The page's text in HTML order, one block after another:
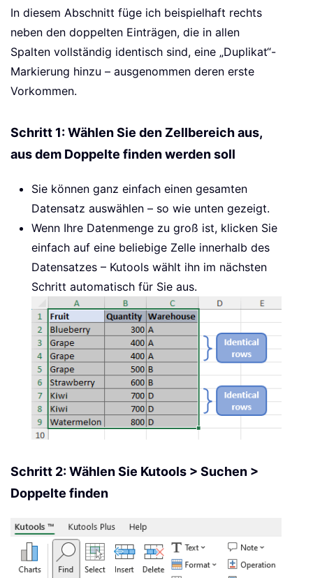
In diesem Abschnitt füge ich beispielhaft rechts
neben den doppelten Einträgen, die in allen
Spalten vollständig identisch sind, eine „Duplikat“-
Markierung hinzu – ausgenommen deren erste
Vorkommen.
Schritt 1: Wählen Sie den Zellbereich aus,
aus dem Doppelte finden werden soll
Sie können ganz einfach einen gesamten
Datensatz auswählen – so wie unten gezeigt.
Wenn Ihre Datenmenge zu groß ist, klicken Sie
einfach auf eine beliebige Zelle innerhalb des
Datensatzes – Kutools wählt ihn im nächsten
Schritt automatisch für Sie aus.
Schritt 2: Wählen Sie Kutools > Suchen >
Doppelte finden